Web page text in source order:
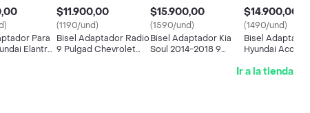
Para
Elantra
$11.900,00
(1190/und)
Bisel Adaptador Radio
9 Pulgad Chevrolet
$15.900,00
(1590/und)
Bisel Adaptador Kia
Soul 2014-2018 9
$14.900,00
(1490/und)
Bisel Adaptador
Hyundai Accent
Ir a la tienda